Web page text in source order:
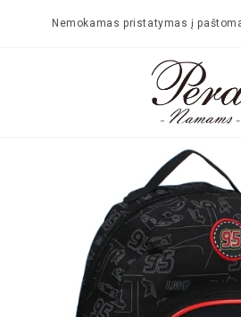
Nemokamas pristatymas į